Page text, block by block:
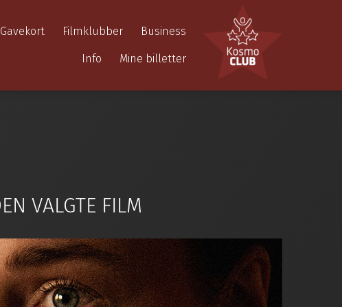
Gavekort Filmklubber Business
Info Mine billetter